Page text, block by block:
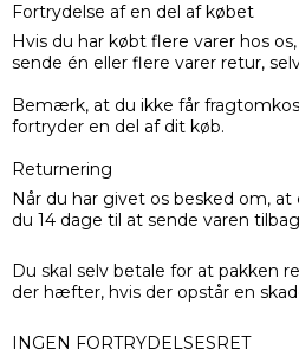
Fortrydelse af en del af købet
Hvis du har købt flere varer hos
sende én eller flere varer retur,
Bemærk, at du ikke får
fortryder en del af dit køb.
Returnering
Når du har givet os besked om,
du 14 dage til at sende varen
Du skal selv betale for at pakken
der hæfter, hvis der opstår en
INGEN FORTRYDELSESRET